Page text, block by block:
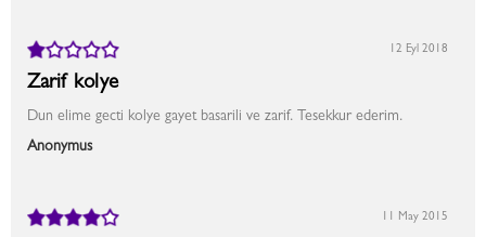
Zarif kolye
Dun elime gecti kolye gayet basarili ve zarif. Tesekkur ederim.
Anonymus
12 Eyl 2018
11 May 2015